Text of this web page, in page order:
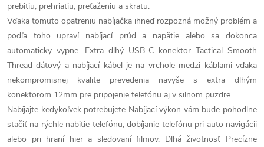
prebitiu, prehriatiu, preťaženiu a skratu.
Vďaka tomuto opatreniu nabíjačka ihneď rozpozná možný problém a
podľa toho upraví nabíjací prúd a napätie alebo sa dokonca
automaticky vypne. Extra dlhý USB-C konektor Tactical Smooth
Thread dátový a nabíjací kábel je na vrchole medzi káblami vďaka
nekompromisnej kvalite prevedenia navyše s extra dlhým
konektorom 12mm pre pripojenie telefónu aj v silnom puzdre.
Nabíjajte kedykoľvek potrebujete Nabíjací výkon vám bude pohodlne
stačiť na rýchle nabitie telefónu, dobíjanie telefónu pri auto navigácii
alebo pri hraní hier a sledovaní filmov. Dlhá životnosť Precízne